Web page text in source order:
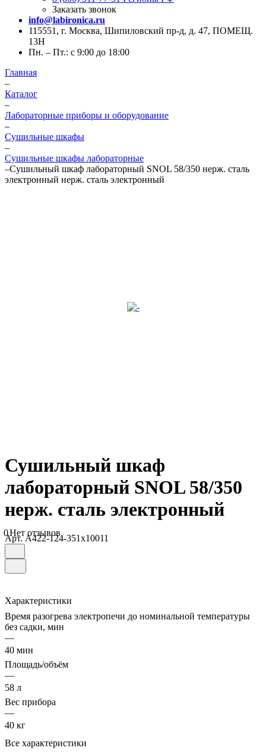
Заказать звонок
info@labironica.ru
115551, г. Москва, Шипиловский пр-д, д. 47, ПОМЕЩ.
13Н
Пн. – Пт.: с 9:00 до 18:00
Главная
–
Каталог
–
Лабораторные приборы и оборудование
–
Сушильные шкафы
–
Сушильные шкафы лабораторные
–Сушильный шкаф лабораторный SNOL 58/350 нерж. сталь
электронный нерж. сталь электронный
Сушильный шкаф
лабораторный SNOL 58/350
нерж. сталь электронный
0Нет отзывов
Арт.А422-124-351х10011
Характеристики
Время разогрева электропечи до номинальной температуры
без садки, мин
—
40 мин
Площадь/объём
—
58 л
Вес прибора
—
40 кг
Все характеристики